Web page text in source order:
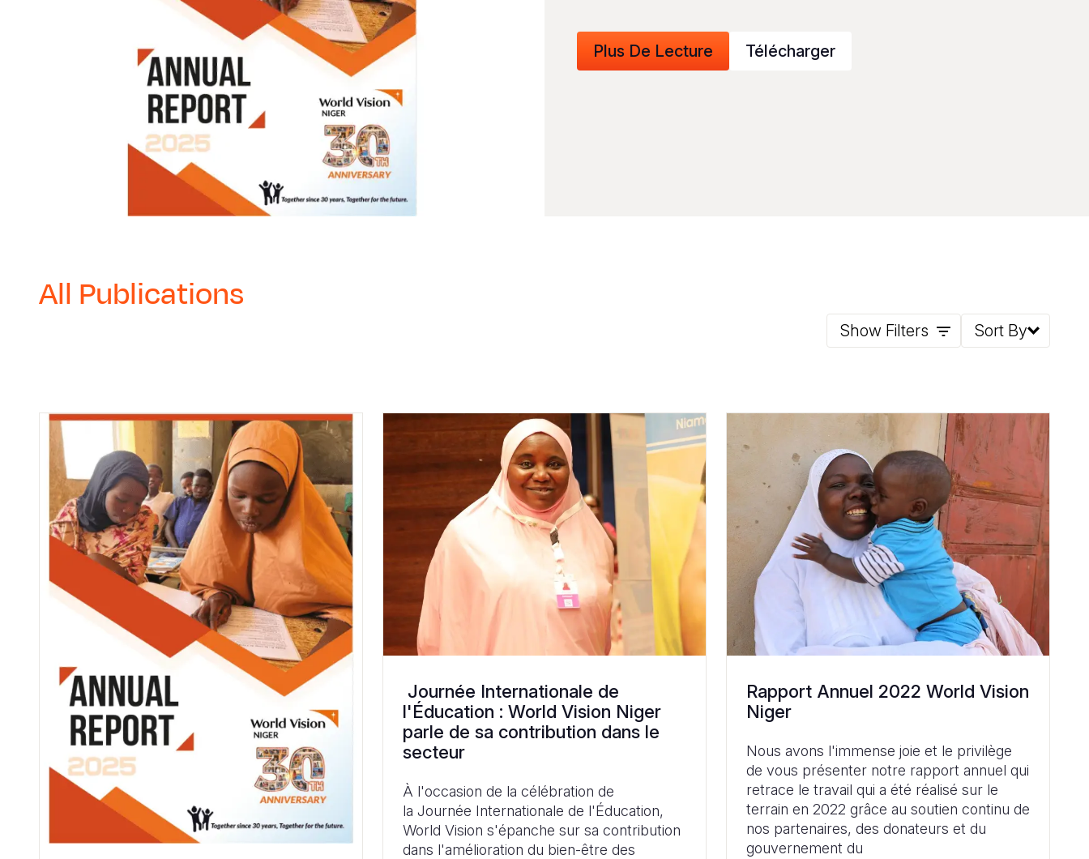
Plus De Lecture Télécharger
All Publications
Show Filters Sort By
Journée Internationale de
l'Éducation : World Vision Niger
parle de sa contribution dans le
secteur
À l'occasion de la célébration de
la Journée Internationale de l'Éducation,
World Vision s'épanche sur sa contribution
dans l'amélioration du bien-être des
Rapport Annuel 2022 World Vision
Niger
Nous avons l'immense joie et le privilège
de vous présenter notre rapport annuel qui
retrace le travail qui a été réalisé sur le
terrain en 2022 grâce au soutien continu de
nos partenaires, des donateurs et du
gouvernement du